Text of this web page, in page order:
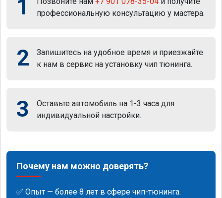
1
профессиональную консультацию у мастера.
2
Запишитесь на удобное время и приезжайте
к нам в сервис на установку чип тюнинга.
3
Оставьте автомобиль на 1-3 часа для
индивидуальной настройки.
Почему нам можно доверять?
✅ Опыт — более 8 лет в сфере чип-тюнинга.